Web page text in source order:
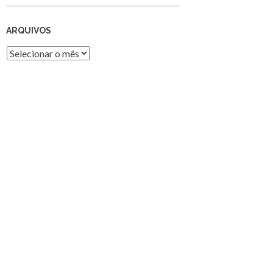
ARQUIVOS
Arquivos